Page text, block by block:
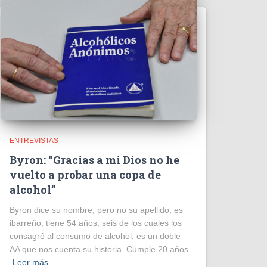
ENTREVISTAS
Byron: “Gracias a mi Dios no he
vuelto a probar una copa de
alcohol”
Byron dice su nombre, pero no su apellido, es
ibarreño, tiene 54 años, seis de los cuales los
consagró al consumo de alcohol, es un doble
AA que nos cuenta su historia. Cumple 20 años
Leer más